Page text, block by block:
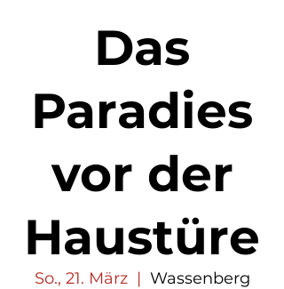
Das
Paradies
vor der
Haustüre
So., 21. März
  |
Wassenberg